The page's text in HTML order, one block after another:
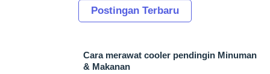
Postingan Terbaru
Cara merawat cooler pendingin Minuman
& Makanan